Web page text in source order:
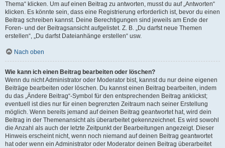
Thema“ klicken. Um auf einen Beitrag zu antworten, musst du auf „Antworten“
klicken. Es könnte sein, dass eine Registrierung erforderlich ist, bevor du einen
Beitrag schreiben kannst. Deine Berechtigungen sind jeweils am Ende der
Foren- und der Beitragsansicht aufgelistet. Z. B. „Du darfst neue Themen
erstellen“, „Du darfst Dateianhänge erstellen“ usw.
Nach oben
Wie kann ich einen Beitrag bearbeiten oder löschen?
Wenn du nicht Administrator oder Moderator bist, kannst du nur deine eigenen
Beiträge bearbeiten oder löschen. Du kannst einen Beitrag bearbeiten, indem
du das „Ändere Beitrag“-Symbol für den entsprechenden Beitrag anklickst;
eventuell ist dies nur für einen begrenzten Zeitraum nach seiner Erstellung
möglich. Wenn bereits jemand auf deinen Beitrag geantwortet hat, wird dein
Beitrag in der Themenansicht als überarbeitet gekennzeichnet. Es wird sowohl
die Anzahl als auch der letzte Zeitpunkt der Bearbeitungen angezeigt. Dieser
Hinweis erscheint nicht, wenn noch niemand auf deinen Beitrag geantwortet
hat oder wenn ein Administrator oder Moderator deinen Beitrag überarbeitet